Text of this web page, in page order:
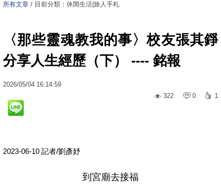
所有文章 / 目前分類：休閒生活|旅人手札
〈那些靈魂教我的事〉校友張其錚
分享人生經歷（下） ---- 銘報
2026/05/04 16:14:59
322
0 1
2023-06-10 記者/劉彥妤
到宮廟去接福